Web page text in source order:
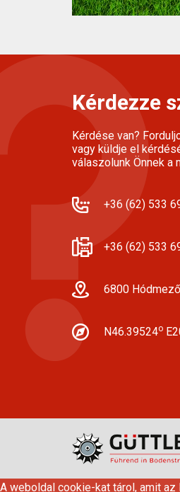
Kérdezze
Kérdése van?
vagy küldje el
válaszolunk Önnek a
+36 (62) 533
+36 (62) 533
6800
N46.39524o
A weboldal cookie-kat tárol, amit az